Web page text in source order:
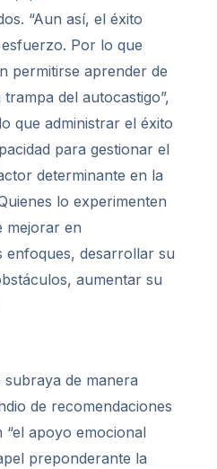
“Aun así, el éxito
Por lo que
permitirse aprender de
del autocastigo”,
que administrar el éxito
para gestionar el
determinante en la
lo experimenten
mejorar en
enfoques, desarrollar su
aumentar su
de manera
de recomendaciones
apoyo emocional
preponderante la